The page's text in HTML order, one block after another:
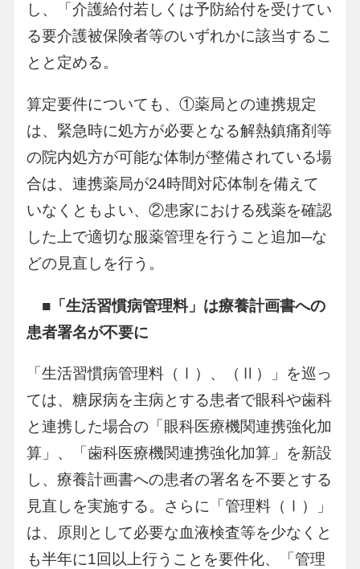
し、「介護給付若しくは予防給付を受けてい
る要介護被保険者等のいずれかに該当するこ
とと定める。
算定要件についても、①薬局との連携規定
は、緊急時に処方が必要となる解熱鎮痛剤等
の院内処方が可能な体制が整備されている場
合は、連携薬局が24時間対応体制を備えて
いなくともよい、②患家における残薬を確認
した上で適切な服薬管理を行うこと追加─な
どの見直しを行う。
■「生活習慣病管理料」は療養計画書への
患者署名が不要に
「生活習慣病管理料（Ⅰ）、（Ⅱ）」を巡っ
ては、糖尿病を主病とする患者で眼科や歯科
と連携した場合の「眼科医療機関連携強化加
算」、「歯科医療機関連携強化加算」を新設
し、療養計画書への患者の署名を不要とする
見直しを実施する。さらに「管理料（Ⅰ）」
は、原則として必要な血液検査等を少なくと
も半年に1回以上行うことを要件化、「管理